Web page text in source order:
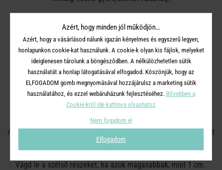
Ne gyújtsd meg huzatban.
Ne tedd közvetlenül hőforrás közelébe.
A kanócot vágd vissza 1 cm-esre.
Mindig koppantót használj a gyertya eloltásához! Ne fújd el a
A gyertyaviaszt tartsd tisztán a szennyeződésektől és a használt
gyufáktól!
Vágd le a szélső részeket, ha azok magasabbak, mint 1 cm.
Azért, hogy minden jól működjön…
Azért, hogy a vásárlásod nálunk igazán kényelmes és egyszerű legyen,
honlapunkon cookie-kat használunk. A cookie-k olyan kis fájlok, melyeket
ideiglenesen tárolunk a böngésződben. A nélkülözhetetlen sütik
használatát a honlap látogatásával elfogadod. Köszönjük, hogy az
ELFOGADOM gomb megnyomásával hozzájárulsz a marketing sütik
használatához, és ezzel webáruházunk fejlesztéséhez. Bővebben a
Cookie-król ide kattinva olvashatsz
Nem fogadom el
Elfogadom